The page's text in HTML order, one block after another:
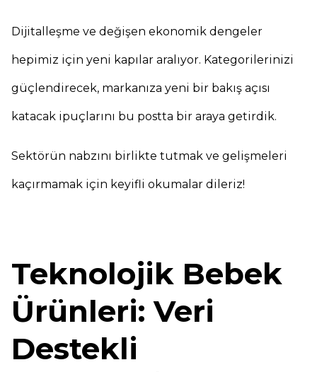
Dijitalleşme ve değişen ekonomik dengeler
hepimiz için yeni kapılar aralıyor. Kategorilerinizi
güçlendirecek, markanıza yeni bir bakış açısı
katacak ipuçlarını bu postta bir araya getirdik.
Sektörün nabzını birlikte tutmak ve gelişmeleri
kaçırmamak için keyifli okumalar dileriz!
Teknolojik Bebek
Ürünleri: Veri
Destekli